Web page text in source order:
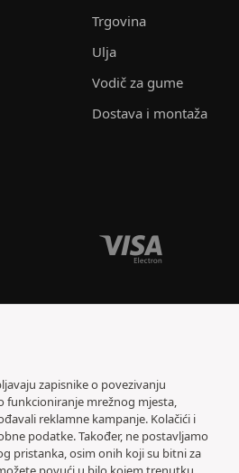
Trgovina
Ulja
Vodič za gume
Dostava i montaža
zapisnike o povezivanju
funkcioniranje mrežnog mjesta,
reklamne kampanje. Kolačići i
podatke. Također, ne postavljamo
pristanka, osim onih koji su bitni za